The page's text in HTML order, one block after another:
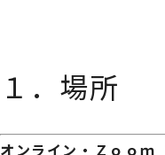
１．場所
オンライン・Ｚｏｏｍ